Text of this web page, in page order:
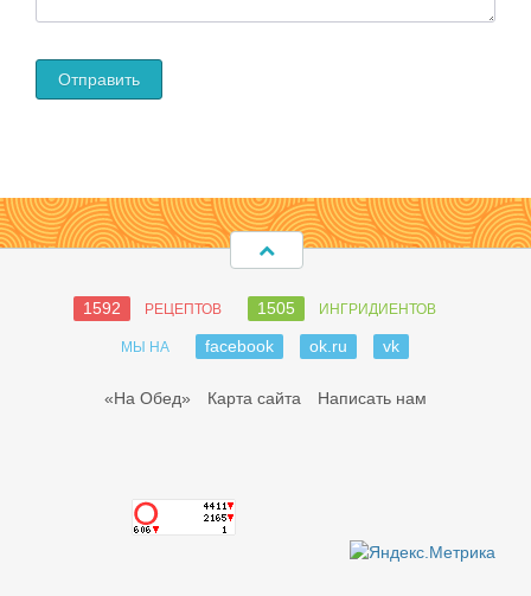
1592 РЕЦЕПТОВ 1505 ИНГРИДИЕНТОВ
МЫ НА facebook ok.ru vk
«На Обед» Карта сайта Написать нам